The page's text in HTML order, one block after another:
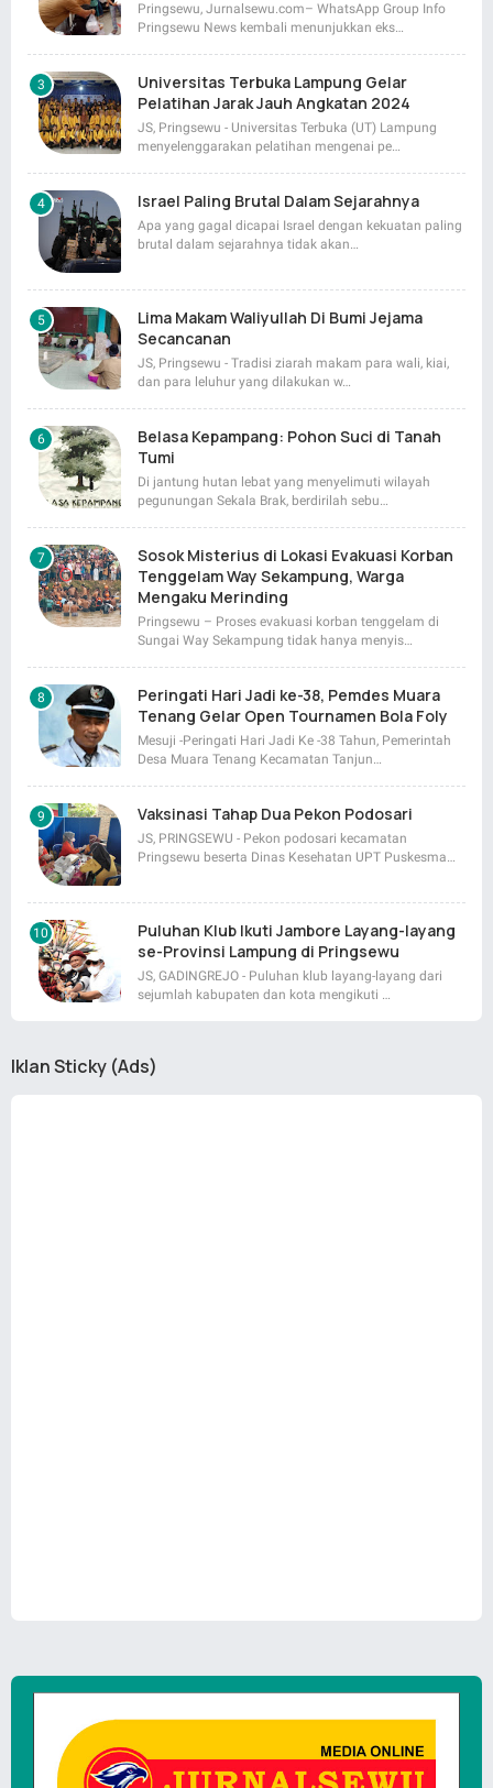
Pringsewu, Jurnalsewu.com– WhatsApp Group Info
Pringsewu News kembali menunjukkan eks…
Universitas Terbuka Lampung Gelar
Pelatihan Jarak Jauh Angkatan 2024
JS, Pringsewu - Universitas Terbuka (UT) Lampung
menyelenggarakan pelatihan mengenai pe…
Israel Paling Brutal Dalam Sejarahnya
Apa yang gagal dicapai Israel dengan kekuatan paling
brutal dalam sejarahnya tidak akan…
Lima Makam Waliyullah Di Bumi Jejama
Secancanan
JS, Pringsewu - Tradisi ziarah makam para wali, kiai,
dan para leluhur yang dilakukan w…
Belasa Kepampang: Pohon Suci di Tanah
Tumi
Di jantung hutan lebat yang menyelimuti wilayah
pegunungan Sekala Brak, berdirilah sebu…
Sosok Misterius di Lokasi Evakuasi Korban
Tenggelam Way Sekampung, Warga
Mengaku Merinding
Pringsewu – Proses evakuasi korban tenggelam di
Sungai Way Sekampung tidak hanya menyis…
Peringati Hari Jadi ke-38, Pemdes Muara
Tenang Gelar Open Tournamen Bola Foly
Mesuji -Peringati Hari Jadi Ke -38 Tahun, Pemerintah
Desa Muara Tenang Kecamatan Tanjun…
Vaksinasi Tahap Dua Pekon Podosari
JS, PRINGSEWU - Pekon podosari kecamatan
Pringsewu beserta Dinas Kesehatan UPT Puskesma…
Puluhan Klub Ikuti Jambore Layang-layang
se-Provinsi Lampung di Pringsewu
JS, GADINGREJO - Puluhan klub layang-layang dari
sejumlah kabupaten dan kota mengikuti …
Iklan Sticky (Ads)